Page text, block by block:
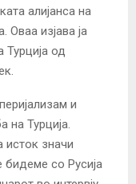
алијанса на
Оваа изјава ја
Турција од
и
на Турција.
значи
бидеме со Русија